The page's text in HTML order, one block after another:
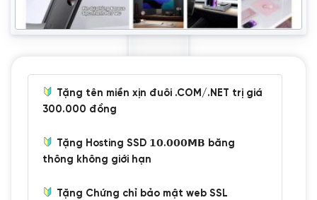
Tặng tên miền xịn đuôi .COM/.NET trị giá
300.000 đồng
Tặng Hosting SSD 𝟭𝟬.𝟬𝟬𝟬𝗠𝗕 băng
thông không giới hạn
Tặng Chứng chỉ bảo mật web SSL